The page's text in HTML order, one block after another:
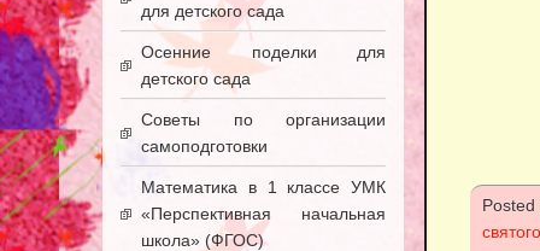
для детского сада
Осенние поделки для
детского сада
Советы по организации
самоподготовки
Математика в 1 классе УМК
«Перспективная начальная
школа» (ФГОС)